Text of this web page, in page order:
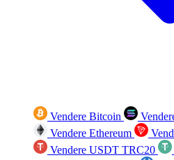
Vendere Bitcoin
Vendere Ethereum
Vendere USDT TRC20